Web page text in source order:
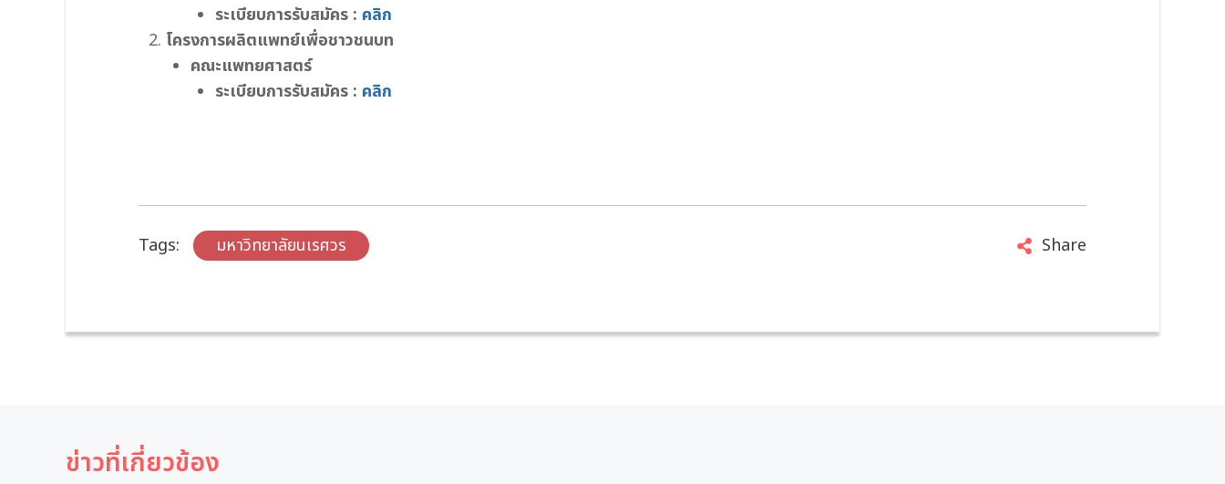
ระเบียบการรับสมัคร : คลิก
โครงการผลิตแพทย์เพื่อชาวชนบท
คณะแพทยศาสตร์
ระเบียบการรับสมัคร : คลิก
Tags: มหาวิทยาลัยนเรศวร Share
ข่าวที่เกี่ยวข้อง